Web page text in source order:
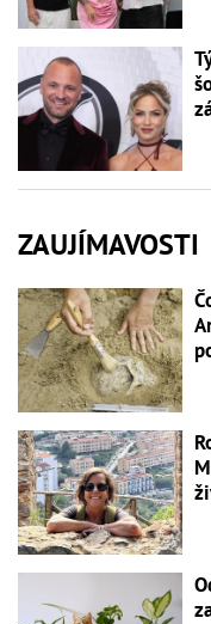
ZAUJÍMAVOSTI